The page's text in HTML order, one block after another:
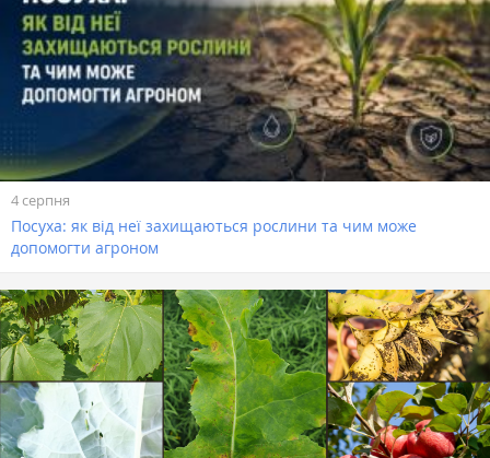
4 серпня
Посуха: як від неї захищаються рослини та чим може
допомогти агроном